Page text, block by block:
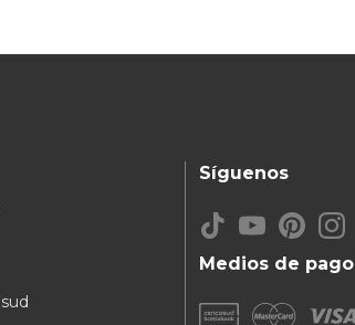
Medios de pago
Síguenos